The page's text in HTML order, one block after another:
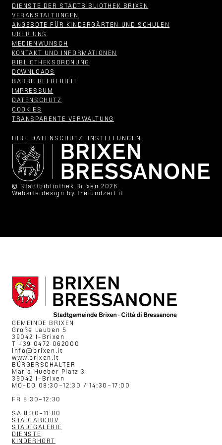
DIENSTE DER STADTBIBLIOTHEK BRIXEN
VERANSTALTUNGEN
ANGEBOTE FÜR KINDERGÄRTEN UND SCHULEN
ÜBER UNS
MEDIENWUNSCH
KONTAKT UND INFORMATIONEN
BIBLIOTHEKSORDNUNG
DOWNLOADS
BARRIEREFREIHEIT
IMPRESSUM
DATENSCHUTZ
COOKIES
TRANSPARENTE VERWALTUNG
IHRE DATENSCHUTZ­EINSTELLUNGEN
© Stadtbibliothek Brixen 2026
Website design by freiundzeit.it
GEMEINDE BRIXEN
Große Lauben 5
39042 I-Brixen
T +39 0472 062000
info@brixen.it
www.brixen.it
BÜRGERSCHALTER
Maria Hueber Platz 3
39042 I-Brixen
MO–DO 08:30–12:30 / 14:30–17:00
FR 8:30–12:30
SA 8:30–11:00
STADTARCHIV
STADTGALERIE
DIENSTE
KINDERHORT